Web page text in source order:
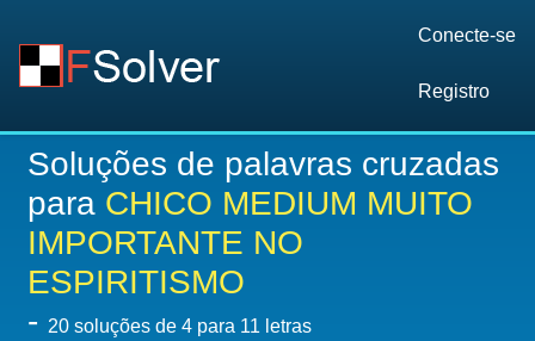
Conecte-se
Registro
Soluções de palavras cruzadas
para CHICO MEDIUM MUITO
IMPORTANTE NO
ESPIRITISMO
- 20 soluções de 4 para 11 letras